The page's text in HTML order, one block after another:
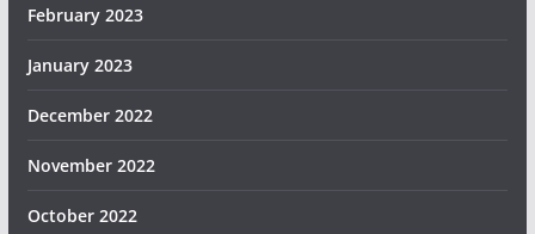
February 2023
January 2023
December 2022
November 2022
October 2022